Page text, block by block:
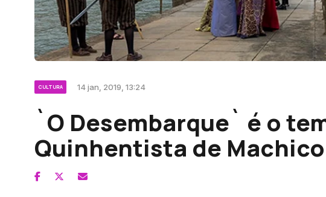
CULTURA 14 jan, 2019, 13:24
`O Desembarque` é o
Quinhentista de Machico